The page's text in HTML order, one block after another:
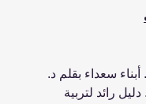
سعداء بقلم د.
رائد لتربية